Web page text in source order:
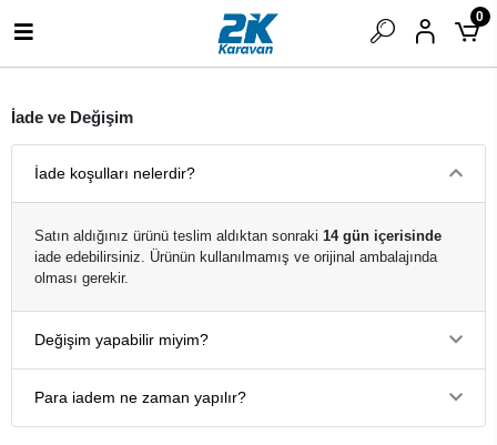
0
İade ve Değişim
İade koşulları nelerdir?
Satın aldığınız ürünü teslim aldıktan sonraki 14 gün içerisinde
iade edebilirsiniz. Ürünün kullanılmamış ve orijinal ambalajında
olması gerekir.
Değişim yapabilir miyim?
Para iadem ne zaman yapılır?